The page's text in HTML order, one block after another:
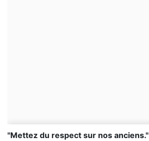
"Mettez du respect sur nos anciens."